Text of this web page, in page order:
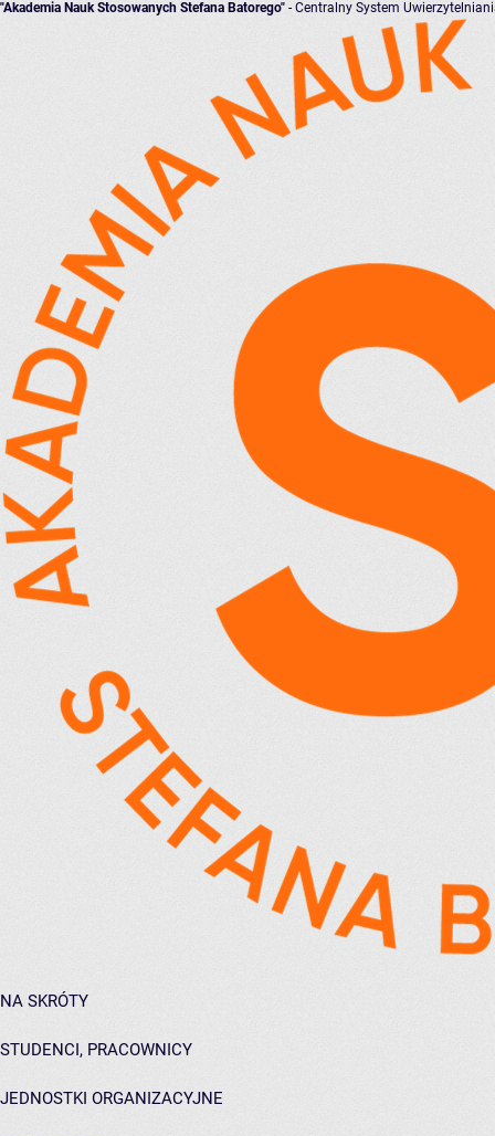
"Akademia Nauk Stosowanych Stefana Batorego" - Centralny System
NA SKRÓTY
STUDENCI, PRACOWNICY
JEDNOSTKI ORGANIZACYJNE